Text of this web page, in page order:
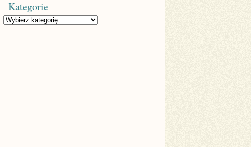
Kategorie
Kategorie